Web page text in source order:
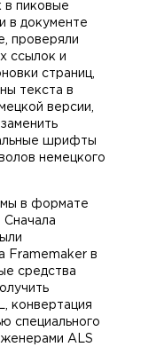
в пиковые
в документе
проверяли
ссылок и
страниц,
текста в
версии,
шрифты
немецкого
в формате
Сначала
Framemaker в
средства
конвертация
специального
ALS